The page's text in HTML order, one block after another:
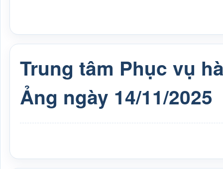
Trung tâm Phục vụ
Ảng ngày 14/11/2025